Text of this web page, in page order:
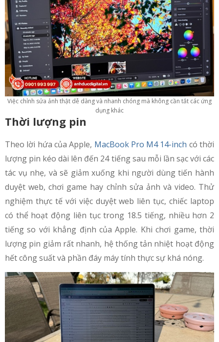
Việc chỉnh sửa ảnh thật dễ dàng và nhanh chóng mà không cần tắt các ứng
dụng khác
Thời lượng pin
Theo lời hứa của Apple, MacBook Pro M4 14-inch có thời
lượng pin kéo dài lên đến 24 tiếng sau mỗi lần sạc với các
tác vụ nhẹ, và sẽ giảm xuống khi người dùng tiến hành
duyệt web, chơi game hay chỉnh sửa ảnh và video. Thử
nghiệm thực tế với việc duyệt web liên tục, chiếc laptop
có thể hoạt động liên tục trong 18.5 tiếng, nhiều hơn 2
tiếng so với khẳng định của Apple. Khi chơi game, thời
lượng pin giảm rất nhanh, hệ thống tản nhiệt hoạt động
hết công suất và phần đáy máy tính thực sự khá nóng.